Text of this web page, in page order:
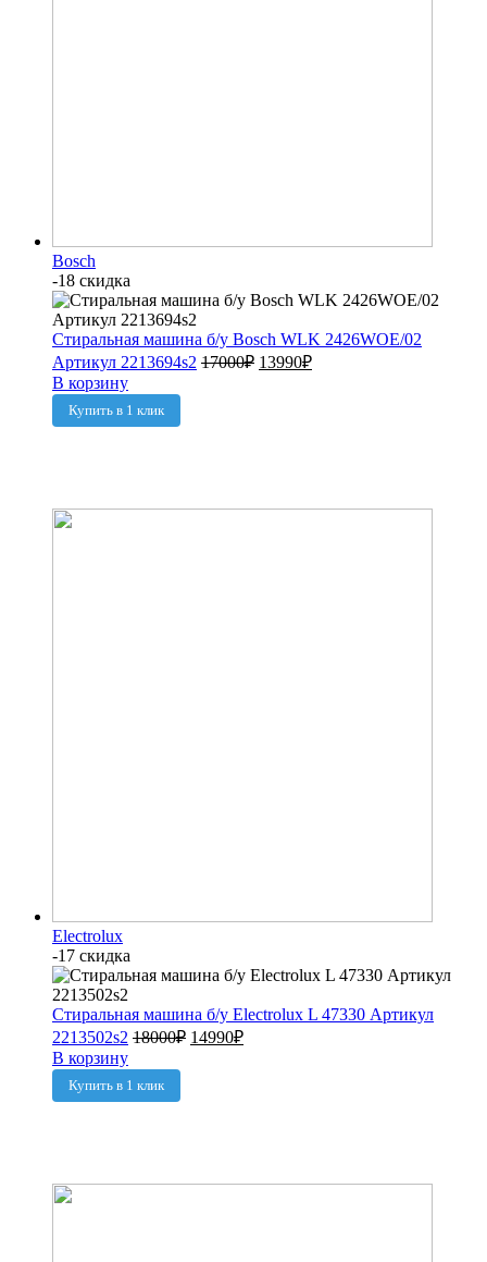
Bosch
-18 скидка
Стиральная машина б/у Bosch WLK 2426WOE/02
Артикул 2213694s2 17000₽ 13990₽
В корзину
Купить в 1 клик
Electrolux
-17 скидка
Стиральная машина б/у Electrolux L 47330 Артикул
2213502s2 18000₽ 14990₽
В корзину
Купить в 1 клик